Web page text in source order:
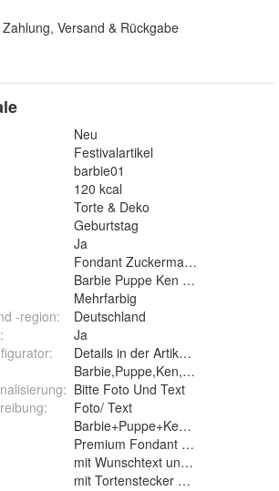
Zahlung, Versand & Rückgabe
Neu
Festivalartikel
barbie01
120 kcal
Torte & Deko
Geburtstag
Ja
Fondant Zuckermasse Oblate
Barbie Puppe Ken Barbie-Puppe
Mehrfarbig
-region:
Deutschland
:
Ja
:
Details in der Artikelbeschreibung
Barbie,Puppe,Ken,Barbie-
: Bitte Foto Und Text
:
Foto/ Text
Barbie+Puppe+Ken+Barbie-
mit Wunschtext und ohne